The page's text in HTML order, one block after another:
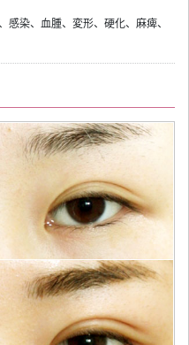
染、血腫、変形、硬化、麻痺、